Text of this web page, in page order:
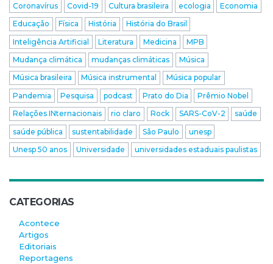
Coronavírus
Covid-19 Cultura brasileira ecologia
Economia
Educação
Física História
História do Brasil
Inteligência Artificial
Literatura Medicina
MPB
Mudança climática
mudanças climáticas
Música
Música brasileira
Música instrumental
Música popular
Pandemia
Pesquisa podcast Prato do Dia
Prêmio Nobel
Relações INternacionais
rio claro Rock SARS-CoV-2
saúde
saúde pública
sustentabilidade São Paulo
unesp
Unesp 50 anos
Universidade universidades estaduais paulistas
CATEGORIAS
Acontece
Artigos
Editoriais
Reportagens